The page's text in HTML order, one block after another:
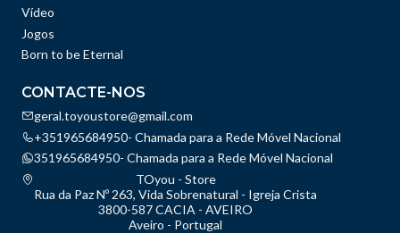
Vídeo
Jogos
Born to be Eternal
CONTACTE-NOS
geral.toyoustore@gmail.com
+351965684950- Chamada para a Rede Móvel Nacional
351965684950- Chamada para a Rede Móvel Nacional
TOyou - Store
Rua da Paz Nº 263, Vida Sobrenatural - Igreja Crista
3800-587 CACIA - AVEIRO
Aveiro - Portugal